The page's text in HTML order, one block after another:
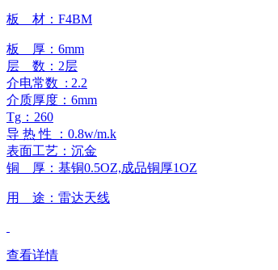
板 材：F4BM
板 厚：6mm
层 数：2层
介电常数 : 2.2
介质厚度：6mm
Tg：260
导 热 性 ：0.8w/m.k
表面工艺：沉金
铜 厚：基铜0.5OZ,成品铜厚1OZ
用 途：雷达天线
查看详情